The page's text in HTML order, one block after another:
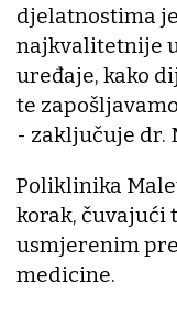
djelatnostima
najkvalitetnije
uređaje, kako
te
- zaključuje dr.
Poliklinika
korak, čuvajući
usmjerenim
medicine.